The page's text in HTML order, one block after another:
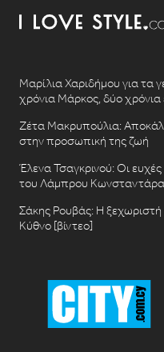
Μαρίλια Χαριδήμου για τα
χρόνια Μάρκος, δύο χρόνια
Ζέτα Μακρυπούλια:
στην προσωπική της ζωή
Έλενα Τσαγκρινού: Οι
του Λάμπρου Κωνσταντάρα
Σάκης Ρουβάς: Η ξεχωριστή
Κύθνο [βίντεο]